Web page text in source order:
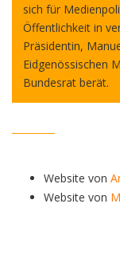
sich für
Öffentlichkeit in
Präsidentin,
Eidgenössischen
Bundesrat berät.
Website von
Website von